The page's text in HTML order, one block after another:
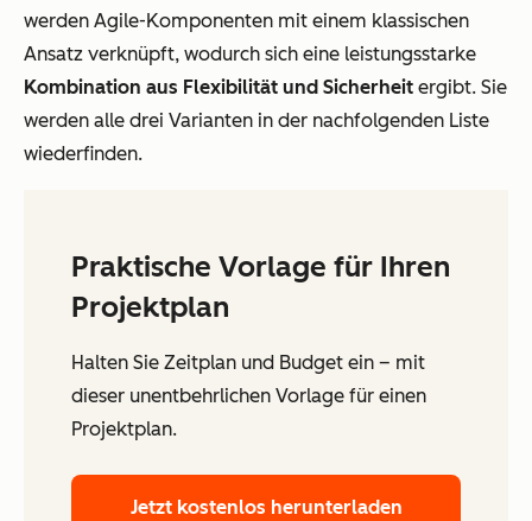
werden Agile-Komponenten mit einem klassischen
Ansatz verknüpft, wodurch sich eine leistungsstarke
Kombination aus Flexibilität und Sicherheit ergibt. Sie
werden alle drei Varianten in der nachfolgenden Liste
wiederfinden.
Praktische Vorlage für Ihren
Projektplan
Halten Sie Zeitplan und Budget ein – mit
dieser unentbehrlichen Vorlage für einen
Projektplan.
Jetzt kostenlos herunterladen